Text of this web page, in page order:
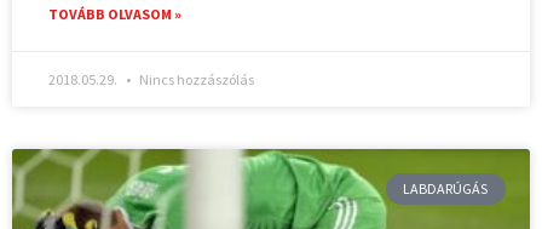
TOVÁBB OLVASOM »
2018.05.29. Nincs hozzászólás
LABDARÚGÁS